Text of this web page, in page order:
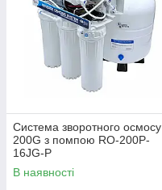
Система зворотного осмосу
200G з помпою RO-200P-
16JG-P
В наявності